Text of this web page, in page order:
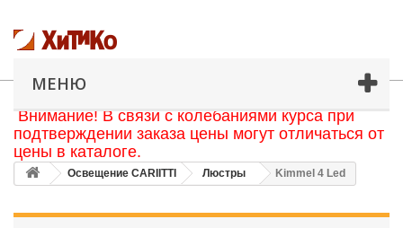
МЕНЮ
Внимание! В связи с колебаниями курса при
подтверждении заказа цены могут отличаться от
цены в каталоге.
Освещение CARIITTI Люстры Kimmel 4 Led